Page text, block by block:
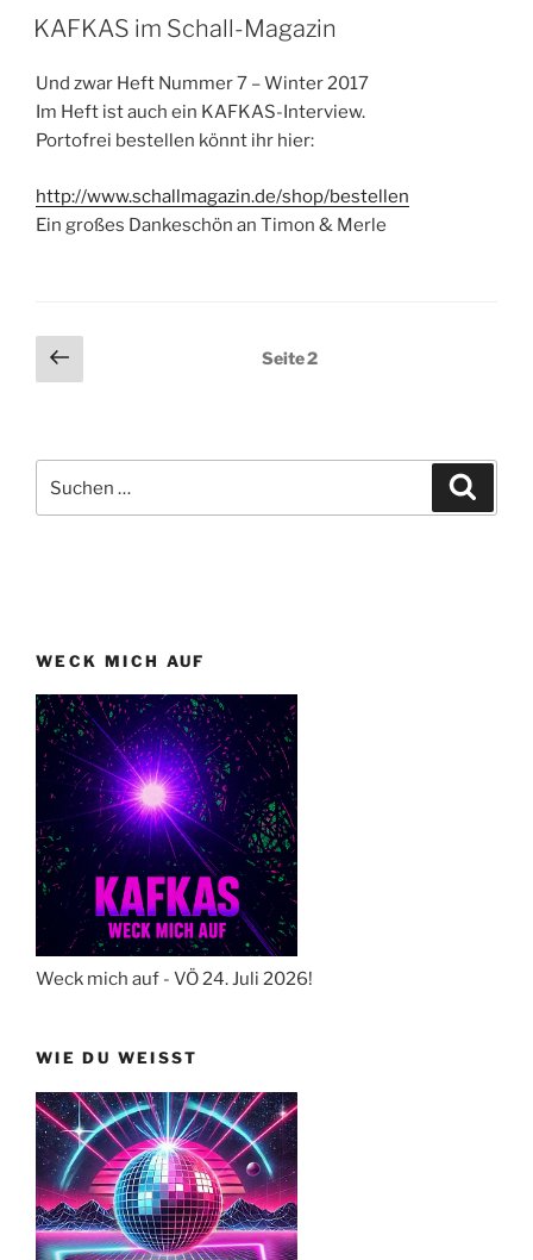
KAFKAS im Schall-Magazin
Und zwar Heft Nummer 7 – Winter 2017
Im Heft ist auch ein KAFKAS-Interview.
Portofrei bestellen könnt ihr hier:
http://www.schallmagazin.de/shop/bestellen
Ein großes Dankeschön an Timon & Merle
Seitennummerierung
der
Vorherige
Seite
Seite2
nach:
WECK MICH AUF
Weck mich auf - VÖ 24. Juli 2026!
WIE DU WEISST